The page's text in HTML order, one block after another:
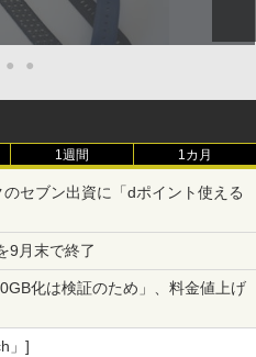
● ●
1週間 1カ月
セブン出資に「dポイント使える
9月末で終了
化は検証のため」、料金値上げ
」]